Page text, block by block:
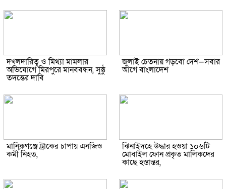
দখলদারিত্ব ও মিথ্যা মামলার
অভিযোগে মিরপুরে মানববন্ধন, সুষ্ঠু
তদন্তের দাবি
জুলাই চেতনায় গড়বো দেশ—সবার
আগে বাংলাদেশ
মানিকগঞ্জে ট্রাকের চাপায় এনজিও
কর্মী নিহত,
ঝিনাইদহে উদ্ধার হওয়া ১০৬টি
মোবাইল ফোন প্রকৃত মালিকদের
কাছে হস্তান্তর,